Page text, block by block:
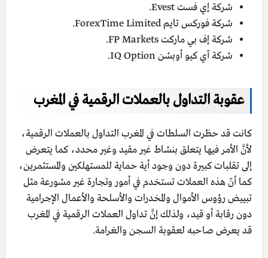
شركة إي فست Evest.
شركة فوركس تايم ForexTime Limited.
شركة إف بي ماركت FP Markets.
شركة آي كيو أوبشن IQ Option.
عقوبة التداول بالعملات الرقمية في المغرب
كانت قد حظرت السلطات في المغرب التداول بالعملات الرقمية،
لأنَّ الأمر فيها يتعلق بنشاط غير مقيد وغير محدد، كما يتعرض
إلى تقلبات كبيرة دون وجود أية حماية للمستهلكين والمستثمرين،
كما أنّ هذه العملات تستخدم في أمور وتجارة غير مشورعة مثل
تبييض رؤوس الأموال والمخدرات والأسلحة والأعمال الإجرامية
دون رقابة أو قيد، ولذلك إنَّ تداول العملات الرقمية في المغرب
قد يعرض صاحبه لعقوبة السجن والغرامة.